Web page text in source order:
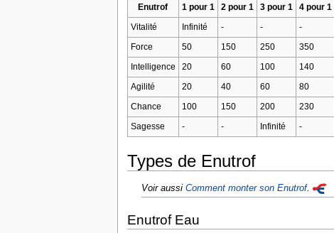
Enutrof 1 pour 1 2 pour 1 3 pour 1 4 pour 1
Vitalité
Infinité - - -
Force
50 150 250 350
Intelligence
20 60 100 140
Agilité
20 40 60 80
Chance
100 150 200 230
Sagesse
- - Infinité -
Types de Enutrof
Voir aussiComment monter son Enutrof.
Enutrof Eau